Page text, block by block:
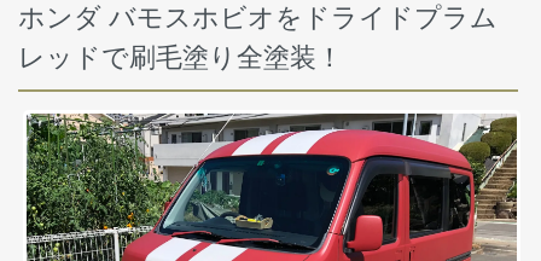
ホンダ バモスホビオをドライドプラム
レッドで刷毛塗り全塗装！